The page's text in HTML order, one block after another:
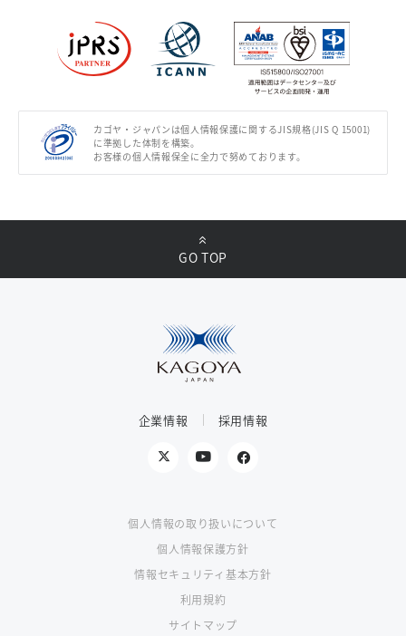
カゴヤ・ジャパンは個人情報保護に関するJIS規格(JIS Q 15001)
に準拠した体制を構築。
お客様の個人情報保全に全力で努めております。
企業情報 採用情報
個人情報の取り扱いについて
個人情報保護方針
情報セキュリティ基本方針
利用規約
サイトマップ
GO TOP